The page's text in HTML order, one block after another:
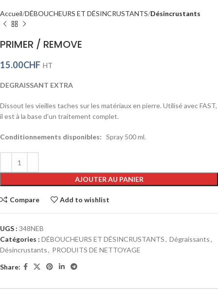
Accueil DÉBOUCHEURS ET DÉSINCRUSTANTS Désincrustants
PRIMER / REMOVE
15.00CHF HT
DEGRAISSANT EXTRA
Dissout les vieilles taches sur les matériaux en pierre. Utilisé avec FAST,
il est à la base d’un traitement complet.
Conditionnements disponibles: Spray 500 ml.
AJOUTER AU PANIER
Compare Add to wishlist
UGS : 348NEB
Catégories : DÉBOUCHEURS ET DÉSINCRUSTANTS, Dégraissants,
Désincrustants, PRODUITS DE NETTOYAGE
Share: